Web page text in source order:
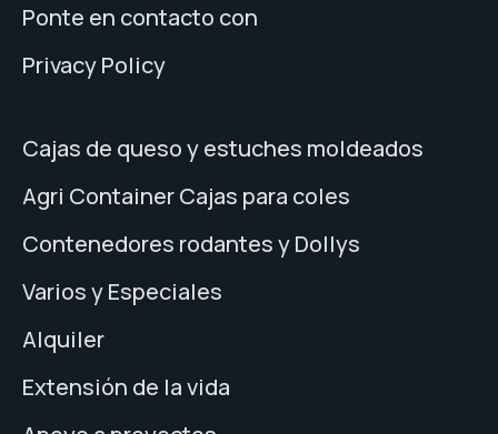
Ponte en contacto con
Privacy Policy
Cajas de queso y estuches moldeados
Agri Container Cajas para coles
Contenedores rodantes y Dollys
Varios y Especiales
Alquiler
Extensión de la vida